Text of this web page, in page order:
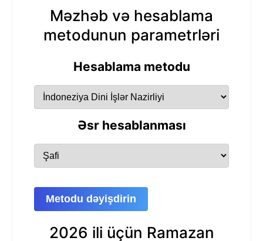
Məzhəb və hesablama
metodunun parametrləri
Hesablama metodu
Əsr hesablanması
Metodu dəyişdirin
2026 ili üçün Ramazan